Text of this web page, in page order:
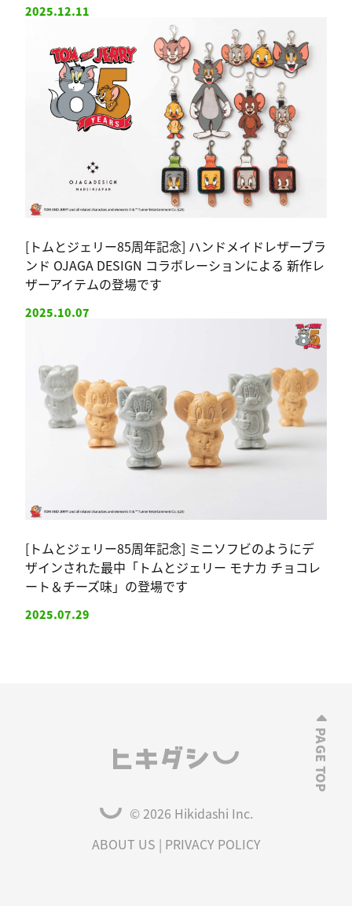
2025.12.11
[トムとジェリー85周年記念] ハンドメイドレザーブラ
ンド OJAGA DESIGN コラボレーションによる 新作レ
ザーアイテムの登場です
2025.10.07
[トムとジェリー85周年記念] ミニソフビのようにデ
ザインされた最中「トムとジェリー モナカ チョコレ
ート＆チーズ味」の登場です
2025.07.29
© 2026 Hikidashi Inc.
ABOUT US | PRIVACY POLICY